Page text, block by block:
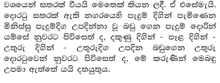
වශයෙන් සතරක් වීයයි මෙතෙක් කියන ලදී. ඒ එසේමැයි.
දොරටු සතරක් ඇති නගරයෙහි පැදුම් දිගින් පැමිණෙන
මිනිස්සු පැදුම්දිග උපදින්නා වූ බඩු ගෙන පැදුම් දොරින්
යම්සේ නුවරට පිවිසෙත් ද, දකුණු දිගින් - පෑළ දිගින් -
උතුරු දිගින් - උතුරුදිග උපදින බඩුගෙන උතුරු
දොරටුවෙන් නුවරට පිවිසෙත් ද, මේ කරුණින් මෙබඳු
උපමා ඇත්තේ යයි දතයුතුය.